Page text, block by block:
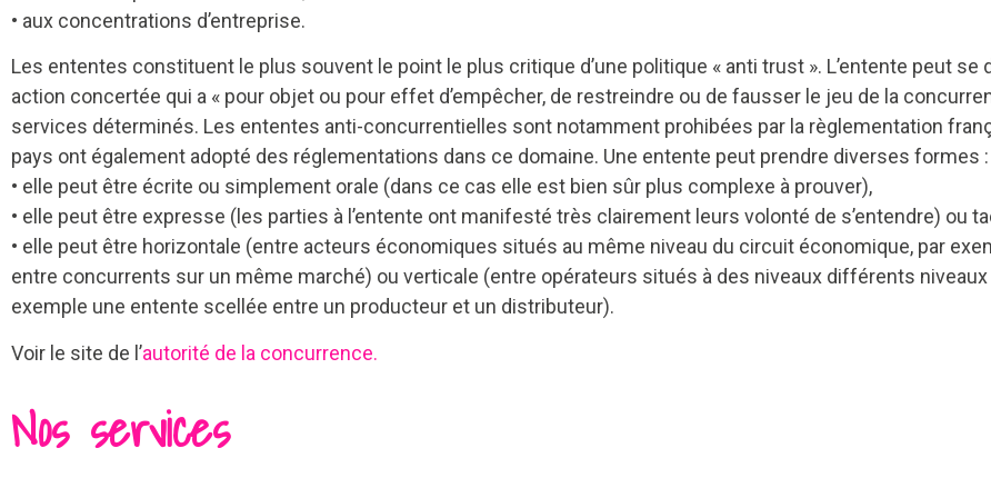
• aux concentrations d’entreprise.
Les ententes constituent le plus souvent le point le plus critique d’une politique « anti trust ». L’entente peut
action concertée qui a « pour objet ou pour effet d’empêcher, de restreindre ou de fausser le jeu de la
services déterminés. Les ententes anti-concurrentielles sont notamment prohibées par la règlementation
pays ont également adopté des réglementations dans ce domaine. Une entente peut prendre diverses formes :
• elle peut être écrite ou simplement orale (dans ce cas elle est bien sûr plus complexe à prouver),
• elle peut être expresse (les parties à l’entente ont manifesté très clairement leurs volonté de s’entendre) ou
• elle peut être horizontale (entre acteurs économiques situés au même niveau du circuit économique, par
entre concurrents sur un même marché) ou verticale (entre opérateurs situés à des niveaux différents
exemple une entente scellée entre un producteur et un distributeur).
Voir le site de l’autorité de la concurrence.
Nos services